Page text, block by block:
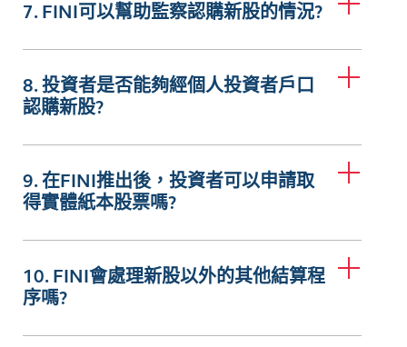
7. FINI可以幫助監察認購新股的情況?
8. 投資者是否能夠經個人投資者戶口
認購新股?
9. 在FINI推出後，投資者可以申請取
得實體紙本股票嗎?
10. FINI會處理新股以外的其他結算程
序嗎?